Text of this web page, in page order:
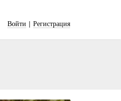
Войти | Регистрация